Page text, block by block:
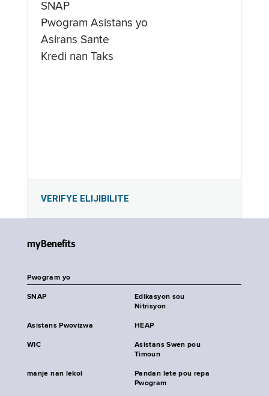
SNAP
Pwogram Asistans yo
Asirans Sante
Kredi nan Taks
VERIFYE ELIJIBILITE
myBenefits
Pwogram yo
SNAP
Edikasyon sou
Nitrisyon
Asistans Pwovizwa HEAP
WIC
Asistans Swen pou
Timoun
manje nan lekol
Pandan lete pou repa
Pwogram